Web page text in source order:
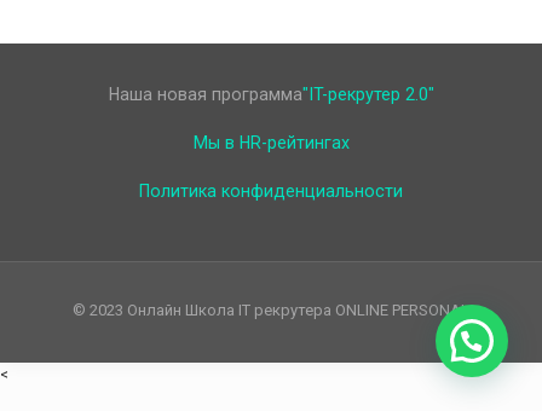
Наша новая программа"IT-рекрутер 2.0"
Мы в HR-рейтингах
Политика конфиденциальности
© 2023 Онлайн Школа IT рекрутера ONLINE PERSONAL
<